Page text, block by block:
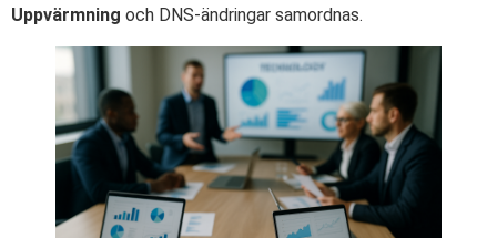
Uppvärmning och DNS-ändringar samordnas.